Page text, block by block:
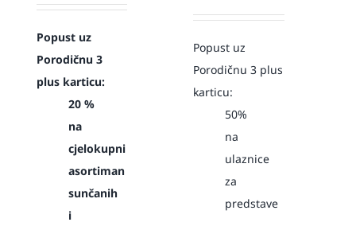
Popust uz
Porodičnu 3
plus karticu:
20 %
na
cjelokupni
asortiman
sunčanih
i
Popust uz
Porodičnu 3 plus
karticu:
50%
na
ulaznice
za
predstave